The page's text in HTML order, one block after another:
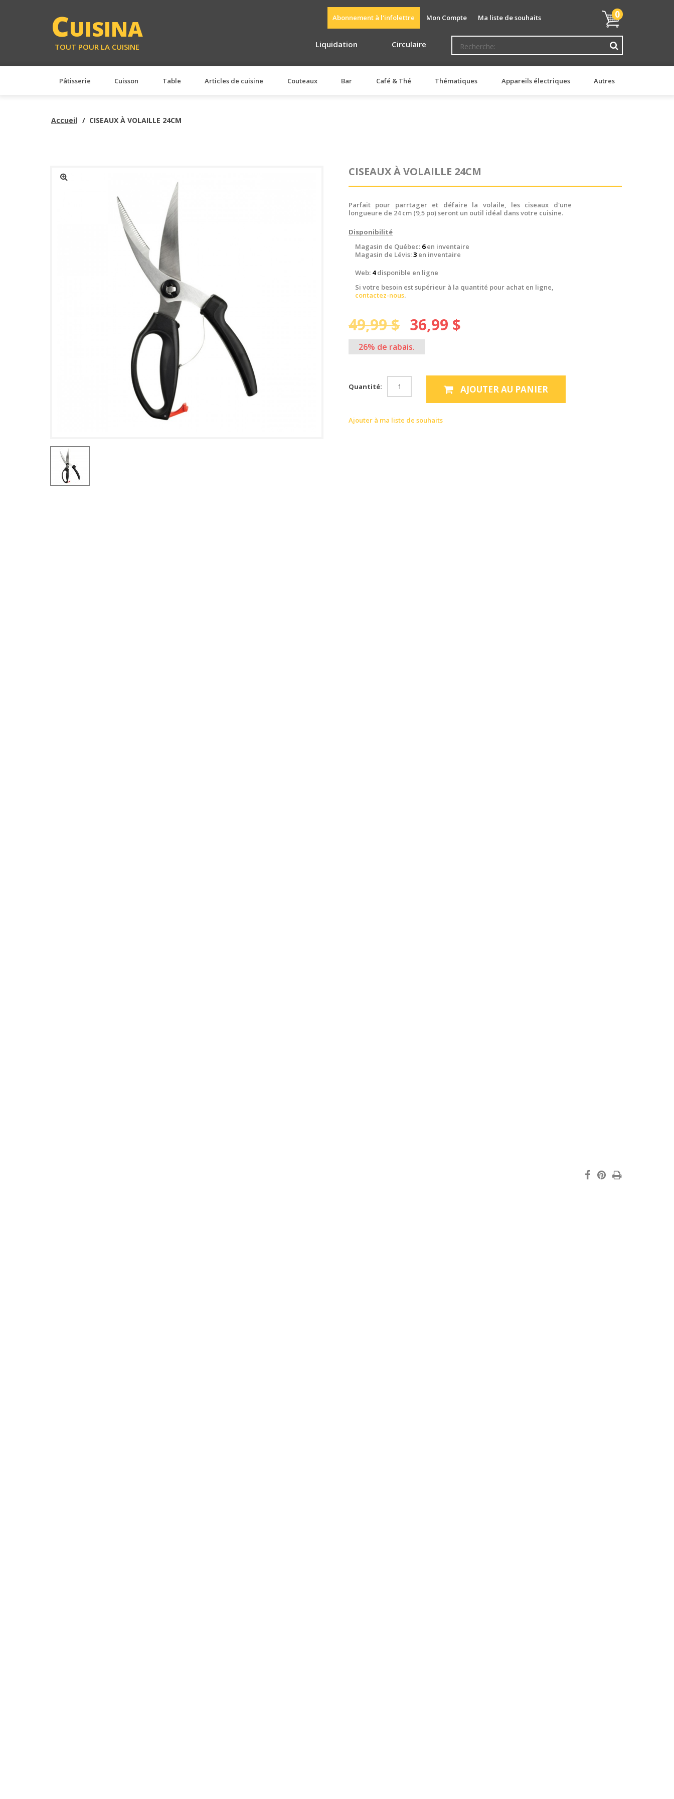
CUISINA
TOUT POUR LA CUISINE
Mon
panier
0
Abonnement à l'infolettre Mon Compte Ma liste de souhaits
Liquidation Circulaire
Pâtisserie Cuisson Table Articles de cuisine Couteaux Bar Café & Thé Thématiques Appareils électriques Autres
Accueil CISEAUX À VOLAILLE 24CM
CISEAUX À VOLAILLE 24CM
Parfait pour parrtager et défaire la volaile, les ciseaux d'une
longueure de 24 cm (9,5 po) seront un outil idéal dans votre cuisine.
Disponibilité
Magasin de Québec: 6en inventaire
Magasin de Lévis:3 en inventaire
Web: 4disponible en ligne
Si votre besoin est supérieur à la quantité pour achat en ligne,
contactez-nous.
49,99 $ 36,99 $
26% de rabais.
Quantité: AJOUTER AU PANIER
Ajouter à ma liste de souhaits